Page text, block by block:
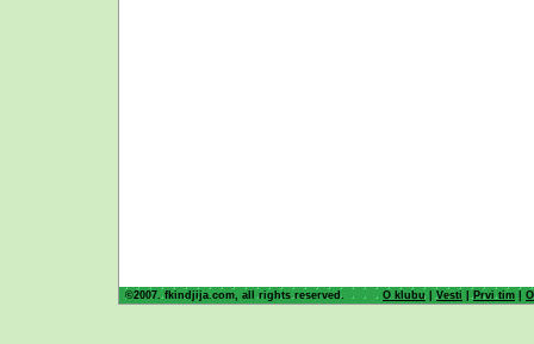
©2007. fkindjija.com, all rights reserved. O klubu |Vesti | Prvi tim |